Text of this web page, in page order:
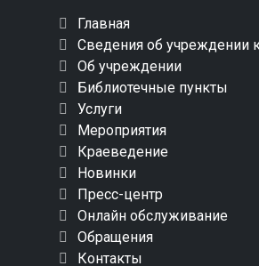
Главная
Сведения об учреждении
Об учреждении
Библиотечные пункты
Услуги
Мероприятия
Краеведение
Новинки
Пресс-центр
Онлайн обслуживание
Обращения
Контакты